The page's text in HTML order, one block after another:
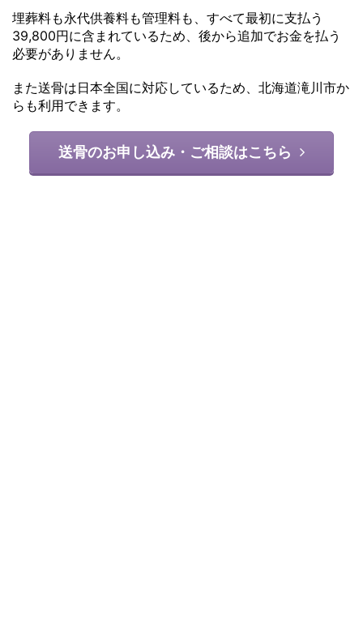
埋葬料も永代供養料も管理料も、すべて最初に支払う
39,800円に含まれているため、後から追加でお金を払う
必要がありません。
また送骨は日本全国に対応しているため、北海道滝川市か
らも利用できます。
送骨のお申し込み・ご相談はこちら